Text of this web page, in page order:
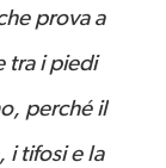
prova a
tra i piedi
perché il
i tifosi e la